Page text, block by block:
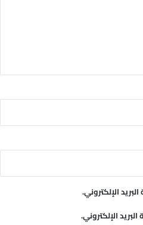
الإلكتروني.
الإلكتروني.